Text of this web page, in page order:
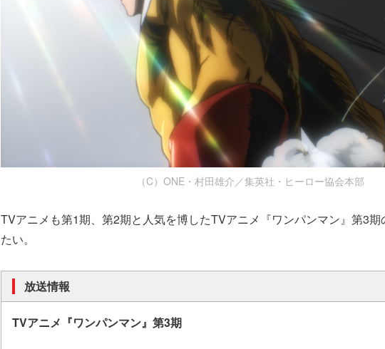
（C）ONE・村田雄介／集英社・ヒーロー協会本部
TVアニメも第1期、第2期と人気を博したTVアニメ『ワンパンマン』第3期
たい。
放送情報
TVアニメ『ワンパンマン』第3期